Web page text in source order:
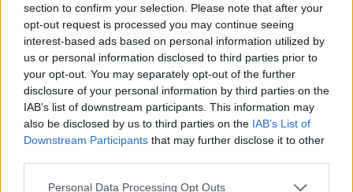
section to confirm your selection. Please note that after your
opt-out request is processed you may continue seeing
interest-based ads based on personal information utilized by
us or personal information disclosed to third parties prior to
your opt-out. You may separately opt-out of the further
disclosure of your personal information by third parties on the
IAB’s list of downstream participants. This information may
also be disclosed by us to third parties on the IAB’s List of
Downstream Participants that may further disclose it to other
Personal Data Processing Opt Outs
136 kommentarer
Jassi - 18.12.2014 - 15:42
Muffinsene funket supert! Du kommer ikke til å angre på
at du lagde disse himmelske muffinsene!
De er perfekte!
Svar